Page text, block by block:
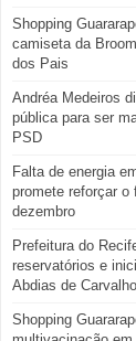
Shopping
camiseta da
dos Pais
Andréa Medeiros
pública para ser
PSD
Falta de energia
promete reforçar o
dezembro
Prefeitura do
reservatórios e
Abdias de Carvalho
Shopping